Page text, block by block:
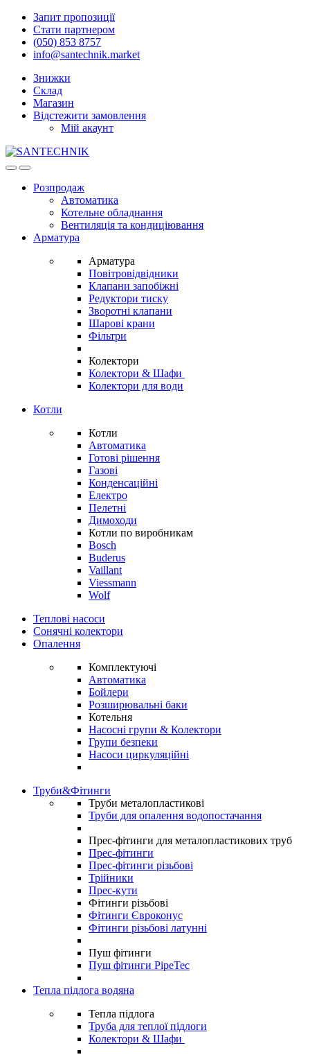
Skip
navigation
Skip
content
Запит пропозиції
Стати партнером
(050) 853 8757
info@santechnik.market
Знижки
Склад
Магазин
Відстежити замовлення
Мій акаунт
OpenClose
Розпродаж
Автоматика
Котельне обладнання
Вентиляція та кондиціювання
Арматура
Арматура
Повітровідвідники
Клапани запобіжні
Редуктори тиску
Зворотні клапани
Шарові крани
Фільтри
Колектори
Колектори & Шафи
Колектори для води
Котли
Котли
Автоматика
Готові рішення
Газові
Конденсаційні
Електро
Пелетні
Димоходи
Котли по виробникам
Bosch
Buderus
Vaillant
Viessmann
Wolf
Теплові насоси
Сонячні колектори
Опалення
Комплектуючі
Автоматика
Бойлери
Розширювальні баки
Котельня
Насосні групи & Колектори
Групи безпеки
Насоси циркуляційні
Труби&Фітинги
Труби металопластикові
Труби для опалення водопостачання
Прес-фітинги для металопластикових труб
Прес-фітинги
Прес-фітинги різьбові
Трійники
Прес-кути
Фітинги різьбові
Фітинги Євроконус
Фітинги різьбові латунні
Пуш фітинги
Пуш фітинги PipeTec
Тепла підлога водяна
Тепла підлога
Труба для теплої підлоги
Колектори & Шафи